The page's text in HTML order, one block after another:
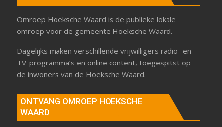
Omroep Hoeksche Waard is de publieke lokale
omroep voor de gemeente Hoeksche Waard.
Dagelijks maken verschillende vrijwilligers radio- en
TV-programma’s en online content, toegespitst op
de inwoners van de Hoeksche Waard.
ONTVANG OMROEP HOEKSCHE
WAARD